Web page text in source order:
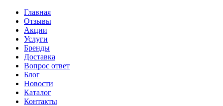
Главная
Отзывы
Акции
Услуги
Бренды
Доставка
Вопрос ответ
Блог
Новости
Каталог
Контакты